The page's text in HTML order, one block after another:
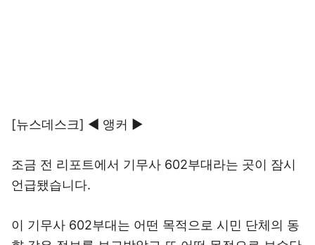
[뉴스데스크] ◀ 앵커 ▶
조금 전 리포트에서 기무사 602부대라는 곳이 잠시
언급됐습니다.
이 기무사 602부대는 어떤 목적으로 시민 단체의 동